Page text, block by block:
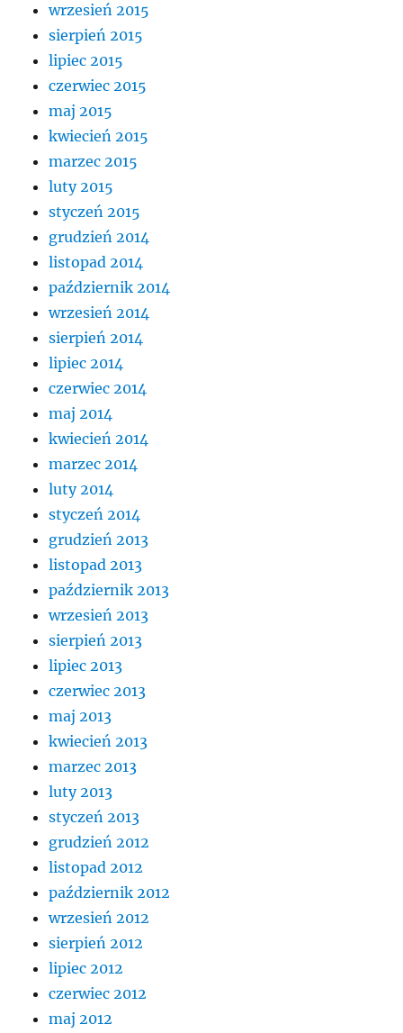
wrzesień 2015
sierpień 2015
lipiec 2015
czerwiec 2015
maj 2015
kwiecień 2015
marzec 2015
luty 2015
styczeń 2015
grudzień 2014
listopad 2014
październik 2014
wrzesień 2014
sierpień 2014
lipiec 2014
czerwiec 2014
maj 2014
kwiecień 2014
marzec 2014
luty 2014
styczeń 2014
grudzień 2013
listopad 2013
październik 2013
wrzesień 2013
sierpień 2013
lipiec 2013
czerwiec 2013
maj 2013
kwiecień 2013
marzec 2013
luty 2013
styczeń 2013
grudzień 2012
listopad 2012
październik 2012
wrzesień 2012
sierpień 2012
lipiec 2012
czerwiec 2012
maj 2012